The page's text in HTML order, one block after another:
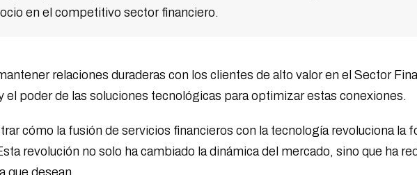
en el competitivo sector financiero.
relaciones duraderas con los clientes de alto valor en el Sector
el poder de las soluciones tecnológicas para optimizar estas conexiones.
cómo la fusión de servicios financieros con la tecnología revoluciona la
revolución no solo ha cambiado la dinámica del mercado, sino que ha
que desean.